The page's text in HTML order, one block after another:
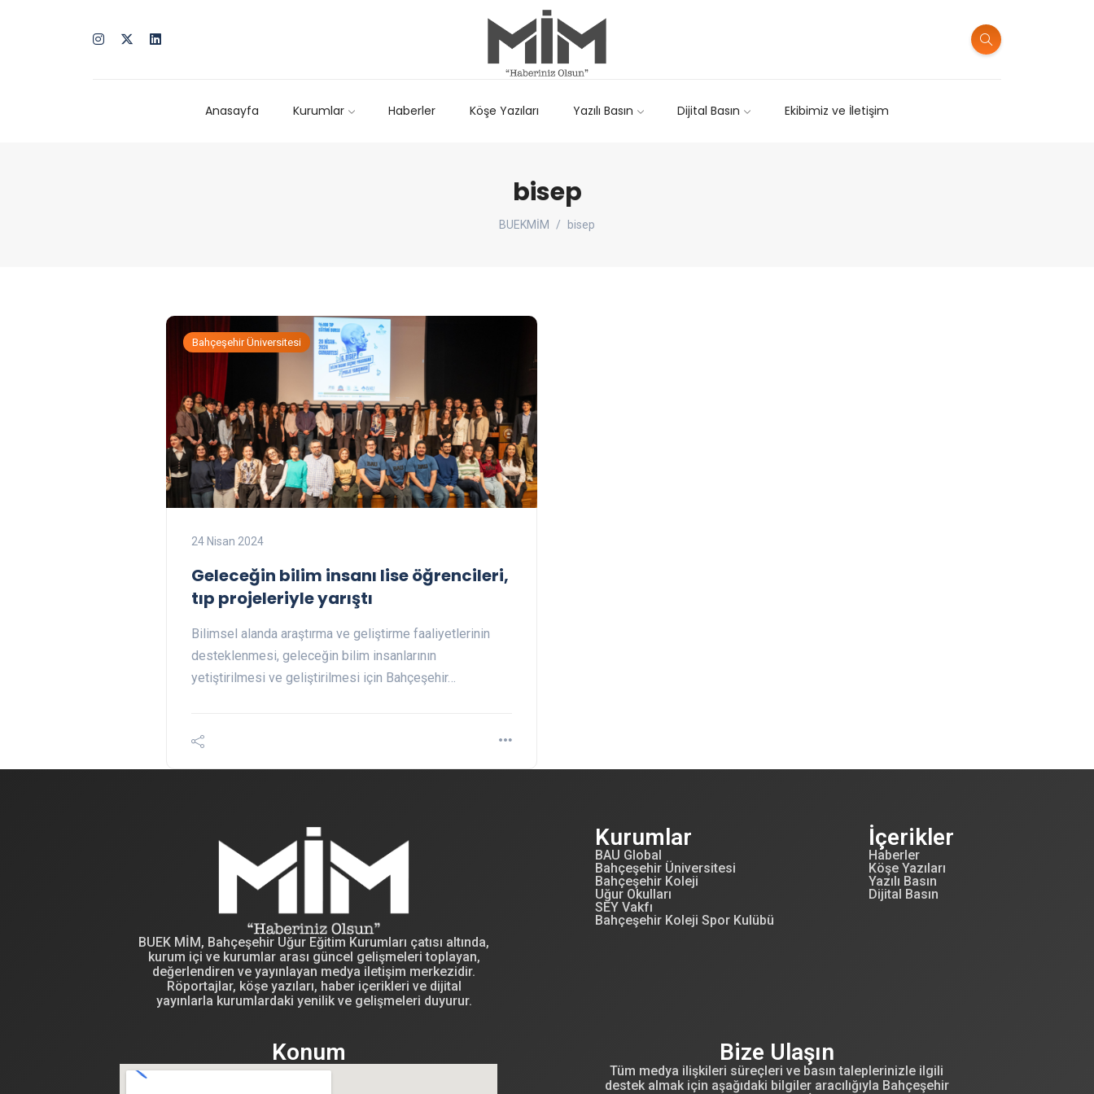
Anasayfa Kurumlar Haberler Köşe Yazıları Yazılı Basın Dijital Basın Ekibimiz ve İletişim
bisep
BUEKMİM bisep
Bahçeşehir Üniversitesi
24 Nisan 2024
Geleceğin bilim insanı lise öğrencileri,
tıp projeleriyle yarıştı
Bilimsel alanda araştırma ve geliştirme faaliyetlerinin
desteklenmesi, geleceğin bilim insanlarının
yetiştirilmesi ve geliştirilmesi için Bahçeşehir…
BUEK MİM, Bahçeşehir Uğur Eğitim Kurumları çatısı altında,
kurum içi ve kurumlar arası güncel gelişmeleri toplayan,
değerlendiren ve yayınlayan medya iletişim merkezidir.
Röportajlar, köşe yazıları, haber içerikleri ve dijital
yayınlarla kurumlardaki yenilik ve gelişmeleri duyurur.
Kurumlar
BAU Global
Bahçeşehir Üniversitesi
Bahçeşehir Koleji
Uğur Okulları
SEY Vakfı
Bahçeşehir Koleji Spor Kulübü
İçerikler
Haberler
Köşe Yazıları
Yazılı Basın
Dijital Basın
Konum Bize Ulaşın
Tüm medya ilişkileri süreçleri ve basın taleplerinizle ilgili
destek almak için aşağıdaki bilgiler aracılığıyla Bahçeşehir